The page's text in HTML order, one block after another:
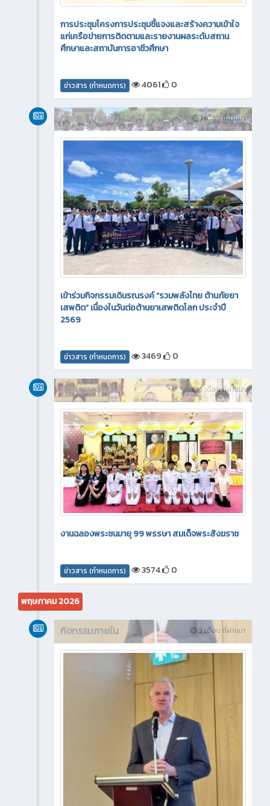
การประชุมโครงการประชุมชี้แจงและสร้างความเข้าใจ
แก่เครือข่ายการติดตามและรายงานผลระดับสถาน
ศึกษาและสถาบันการอาชีวศึกษา
ข่าวสาร (กำหนดการ) 4061 0
1 เดือน ที่ผ่านมา
กิจกรรมภายใน
เข้าร่วมกิจกรรมเดินรณรงค์ “รวมพลังไทย ต้านภัยยา
เสพติด” เนื่องในวันต่อต้านยาเสพติดโลก ประจำปี
2569
ข่าวสาร (กำหนดการ) 3469 0
1 เดือน ที่ผ่านมา
กิจกรรมภายใน
งานฉลองพระชนมายุ 99 พรรษา สมเด็จพระสังฆราช
ข่าวสาร (กำหนดการ) 3574 0
พฤษภาคม 2026
3 เดือน ที่ผ่านมา
กิจกรรมภายใน